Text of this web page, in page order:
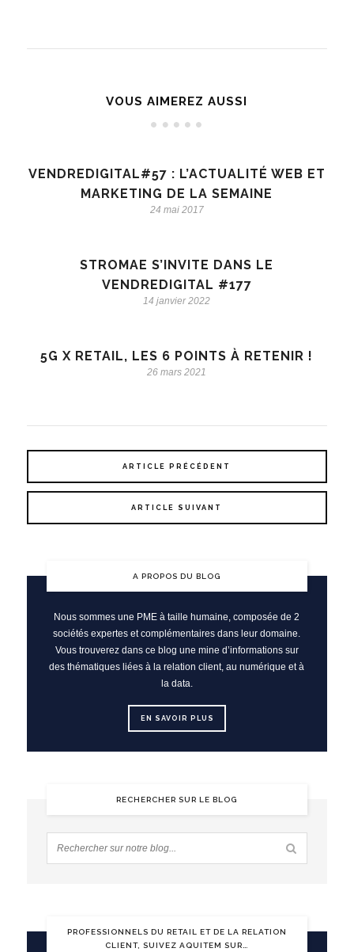
VOUS AIMEREZ AUSSI
VENDREDIGITAL#57 : L’ACTUALITÉ WEB ET
MARKETING DE LA SEMAINE
24 mai 2017
STROMAE S’INVITE DANS LE
VENDREDIGITAL #177
14 janvier 2022
5G X RETAIL, LES 6 POINTS À RETENIR !
26 mars 2021
ARTICLE PRÉCÉDENT
ARTICLE SUIVANT
A PROPOS DU BLOG
Nous sommes une PME à taille humaine, composée de 2
sociétés expertes et complémentaires dans leur domaine.
Vous trouverez dans ce blog une mine d’informations sur
des thématiques liées à la relation client, au numérique et à
la data.
EN SAVOIR PLUS
RECHERCHER SUR LE BLOG
PROFESSIONNELS DU RETAIL ET DE LA RELATION
CLIENT, SUIVEZ AQUITEM SUR…